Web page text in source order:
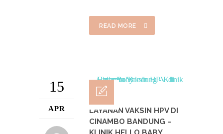
READ MORE
15
APR
LAYANAN VAKSIN HPV DI
CINAMBO BANDUNG –